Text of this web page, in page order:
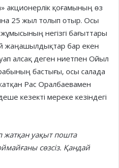
акционерлік қоғамының өз
25 жыл толып отыр. Осы
негізгі бағыттары
жаңашылдықтар бар екен
алсақ деген ниетпен Ойыл
бастығы, осы салада
Рас Оралбаевамен
кезекті мереке кезіндегі
жатқан уақыт пошта
сөзсіз. Қандай